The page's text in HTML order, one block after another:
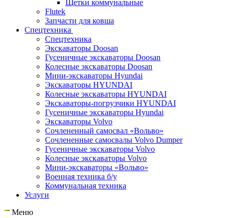
Щетки коммунальные
Flutek
Запчасти для ковша
Спецтехника
Спецтехника
Экскаваторы Doosan
Гусеничные экскаваторы Doosan
Колесные экскаваторы Doosan
Мини-экскаваторы Hyundai
Экскаваторы HYUNDAI
Колесные экскаваторы HYUNDAI
Экскаваторы-погрузчики HYUNDAI
Гусеничные экскаваторы Hyundai
Экскаваторы Volvo
Сочлененный самосвал «Вольво»
Сочлененные самосвалы Volvo Dumper
Гусеничные экскаваторы Volvo
Колесные экскаваторы Volvo
Мини-экскаваторы «Вольво»
Военная техника б/у
Коммунальная техника
Услуги
Меню